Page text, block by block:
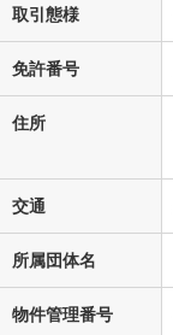
取引態様
免許番号
住所
交通
所属団体名
物件管理番号